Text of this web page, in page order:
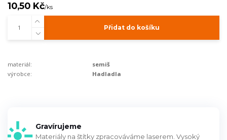
10,50 Kč/ks
Přidat do košíku
materiál:
semiš
výrobce:
Hadladla
Gravírujeme
Materiály na štítky zpracováváme laserem. Vysoký